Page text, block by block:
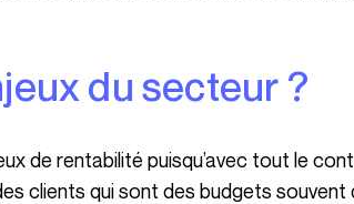
du secteur ?
clients qui sont des budgets souvent